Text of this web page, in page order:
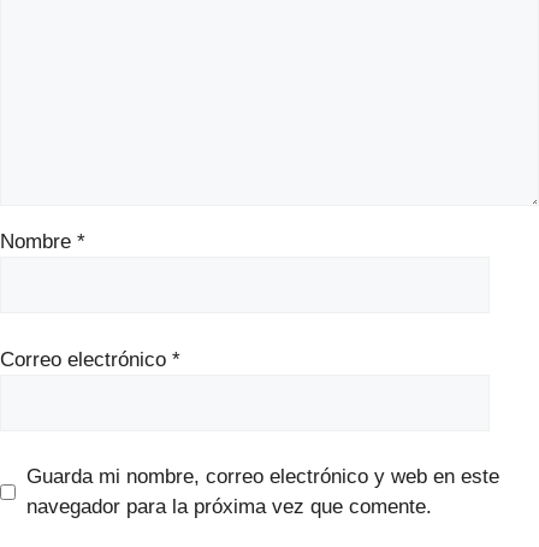
Nombre *
Correo electrónico *
Guarda mi nombre, correo electrónico y web en este
navegador para la próxima vez que comente.